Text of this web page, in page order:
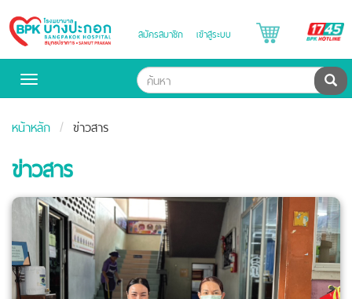
Bangpakok
Hospital
สมัครสมาชิก เข้าสู่ระบบ
Toggle
ค้น
หน้าหลัก ข่าวสาร
ข่าวสาร